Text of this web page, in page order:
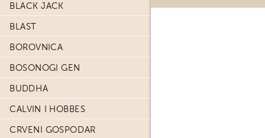
BLACK JACK
BLAST
BOROVNICA
BOSONOGI GEN
BUDDHA
CALVIN I HOBBES
CRVENI GOSPODAR